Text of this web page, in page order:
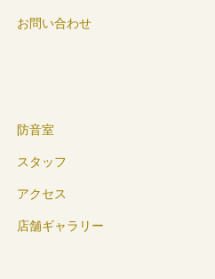
お問い合わせ
防音室
スタッフ
アクセス
店舗ギャラリー